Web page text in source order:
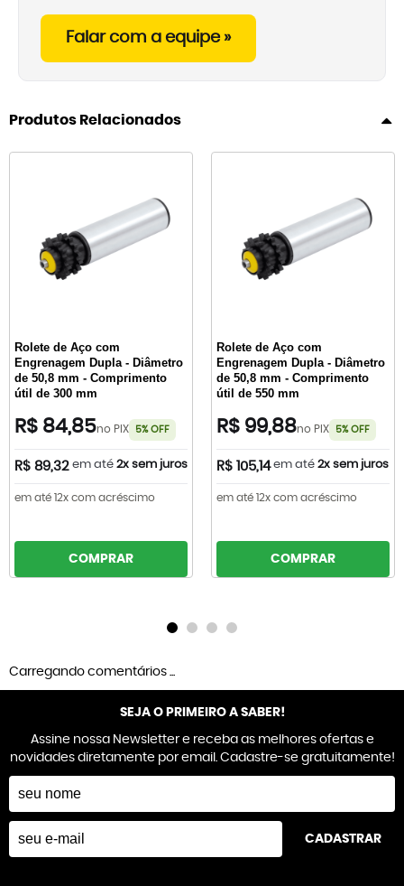
Falar com a equipe »
Produtos Relacionados
Rolete de Aço com
Engrenagem Dupla - Diâmetro
de 50,8 mm - Comprimento
útil de 300 mm
R$ 84,85no PIX 5% OFF
R$ 89,32 em até 2x sem juros
em até 12x com acréscimo
COMPRAR
Rolete de Aço com
Engrenagem Dupla - Diâmetro
de 50,8 mm - Comprimento
útil de 550 mm
R$ 99,88no PIX 5% OFF
R$ 105,14 em até 2x sem juros
em até 12x com acréscimo
COMPRAR
Carregando comentários ...
SEJA O PRIMEIRO A SABER!
Assine nossa Newsletter e receba as melhores ofertas e
novidades diretamente por email. Cadastre-se gratuitamente!
CADASTRAR